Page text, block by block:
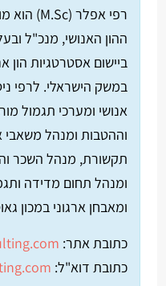
רפי אפלר (M.Sc) הוא
ההון האנושי, מנכ"ל
ביישום אסטרטגיות הון
במשק הישראלי. לרפי
אנושי ומערכי תגמול
וההטבות ומנהל משאבי
תקשורת, מנהל השכר
ומנהל תחום מדידה
ומאבחן ארגוני במכון
כתובת אתר:
כתובת דוא"ל: